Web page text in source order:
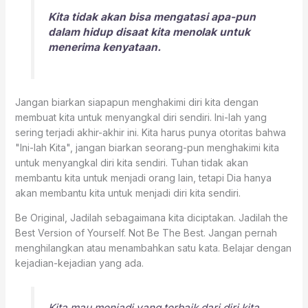
Kita tidak akan bisa mengatasi apa-pun
dalam hidup disaat kita menolak untuk
menerima kenyataan.
Jangan biarkan siapapun menghakimi diri kita dengan
membuat kita untuk menyangkal diri sendiri. Ini-lah yang
sering terjadi akhir-akhir ini. Kita harus punya otoritas bahwa
"Ini-lah Kita", jangan biarkan seorang-pun menghakimi kita
untuk menyangkal diri kita sendiri. Tuhan tidak akan
membantu kita untuk menjadi orang lain, tetapi Dia hanya
akan membantu kita untuk menjadi diri kita sendiri.
Be Original, Jadilah sebagaimana kita diciptakan. Jadilah the
Best Version of Yourself. Not Be The Best. Jangan pernah
menghilangkan atau menambahkan satu kata. Belajar dengan
kejadian-kejadian yang ada.